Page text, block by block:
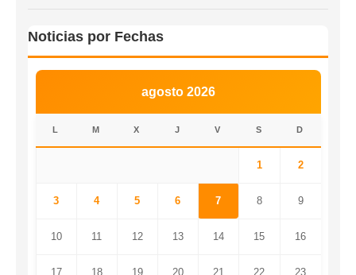
Noticias por Fechas
agosto 2026
L M X J V S D
1 2
3 4 5 6 7 8 9
10 11 12 13 14 15 16
17 18 19 20 21 22 23